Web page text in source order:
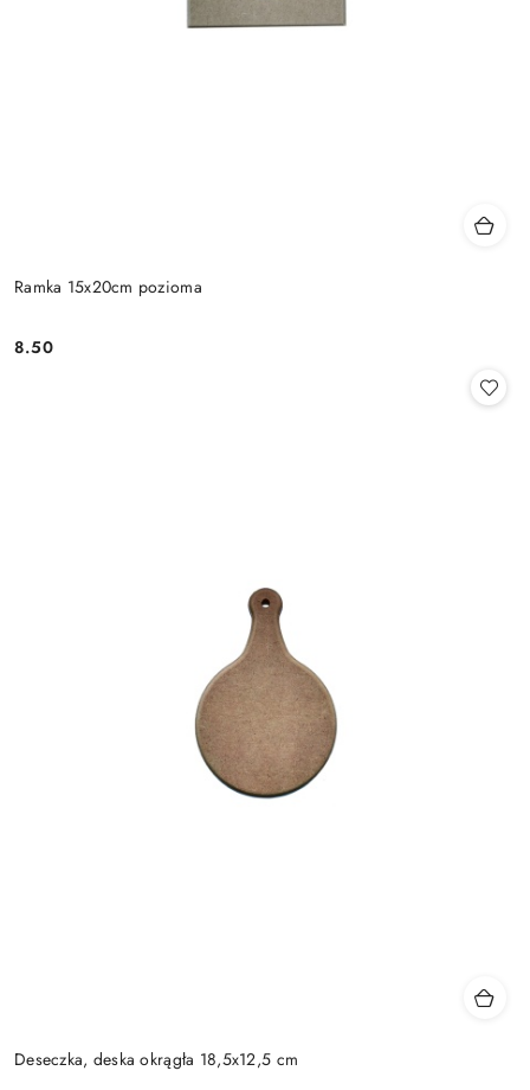
Ramka 15x20cm pozioma
Cena:
8.50
Deseczka, deska okrągła 18,5x12,5 cm